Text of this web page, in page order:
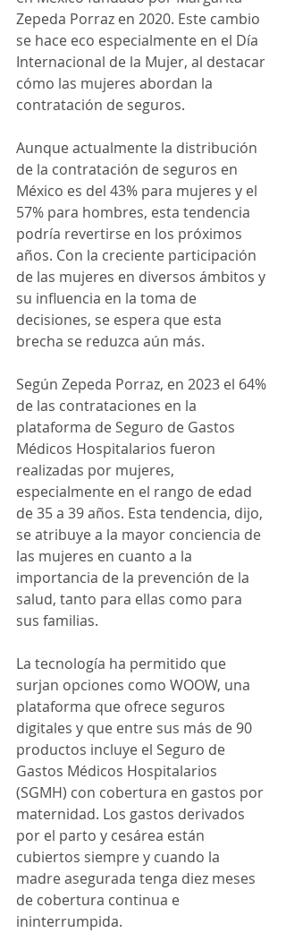
Zepeda Porraz en 2020. Este cambio
se hace eco especialmente en el Día
Internacional de la Mujer, al destacar
cómo las mujeres abordan la
contratación de seguros.
Aunque actualmente la distribución
de la contratación de seguros en
México es del 43% para mujeres y el
57% para hombres, esta tendencia
podría revertirse en los próximos
años. Con la creciente participación
de las mujeres en diversos ámbitos y
su influencia en la toma de
decisiones, se espera que esta
brecha se reduzca aún más.
Según Zepeda Porraz, en 2023 el 64%
de las contrataciones en la
plataforma de Seguro de Gastos
Médicos Hospitalarios fueron
realizadas por mujeres,
especialmente en el rango de edad
de 35 a 39 años. Esta tendencia, dijo,
se atribuye a la mayor conciencia de
las mujeres en cuanto a la
importancia de la prevención de la
salud, tanto para ellas como para
sus familias.
La tecnología ha permitido que
surjan opciones como WOOW, una
plataforma que ofrece seguros
digitales y que entre sus más de 90
productos incluye el Seguro de
Gastos Médicos Hospitalarios
(SGMH) con cobertura en gastos por
maternidad. Los gastos derivados
por el parto y cesárea están
cubiertos siempre y cuando la
madre asegurada tenga diez meses
de cobertura continua e
ininterrumpida.